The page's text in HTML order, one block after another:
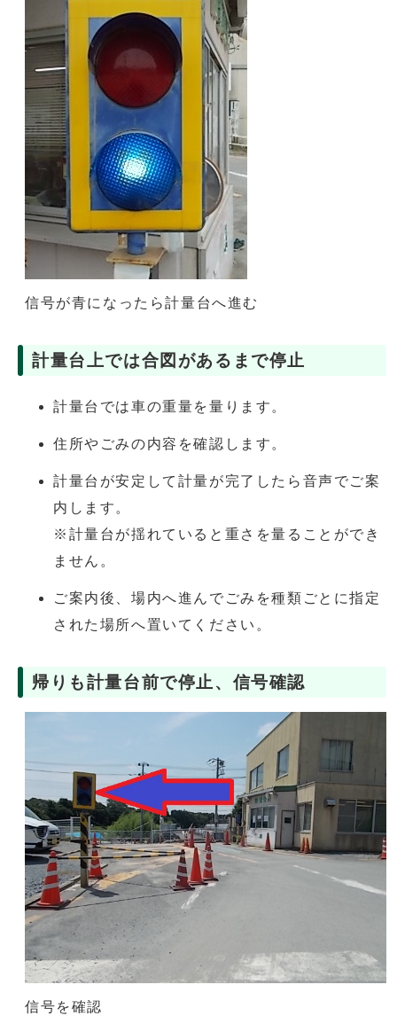
信号が青になったら計量台へ進む
計量台上では合図があるまで停止
計量台では車の重量を量ります。
住所やごみの内容を確認します。
計量台が安定して計量が完了したら音声でご案
内します。
※計量台が揺れていると重さを量ることができ
ません。
ご案内後、場内へ進んでごみを種類ごとに指定
された場所へ置いてください。
帰りも計量台前で停止、信号確認
信号を確認